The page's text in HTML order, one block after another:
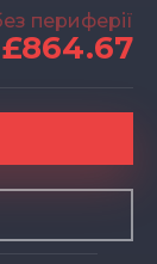
периферії
£864.67